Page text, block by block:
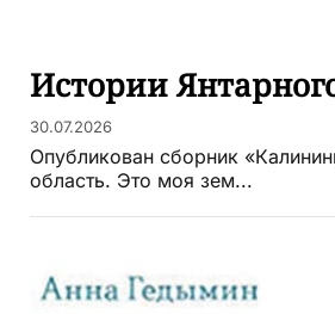
Истории
30.07.2026
Опубликован сборник
область. Это моя зем...